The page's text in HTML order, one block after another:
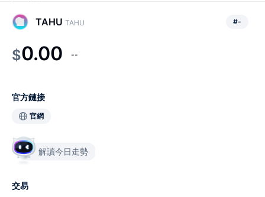
TAHU TAHU #-
$0.00 --
官方鏈接
官網
解讀今日走勢
交易